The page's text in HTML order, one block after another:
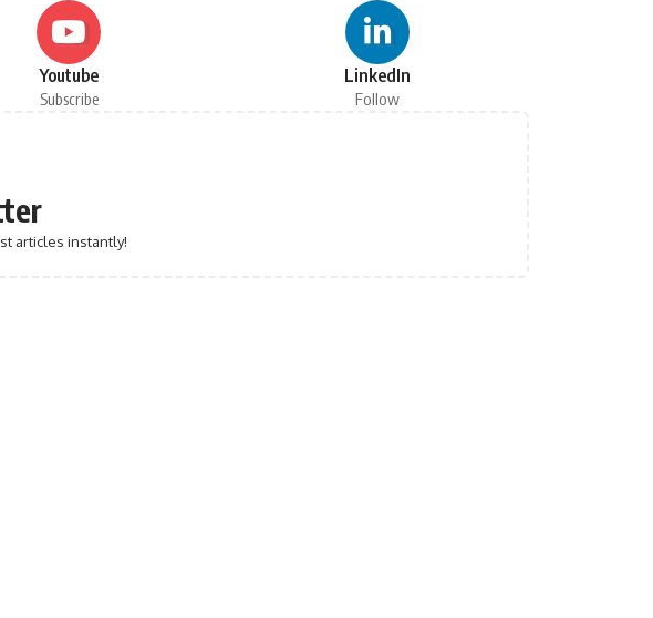
Youtube
Subscribe
LinkedIn
Follow
articles instantly!